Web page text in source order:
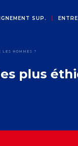
SUP.
LES HOMMES ?
plus